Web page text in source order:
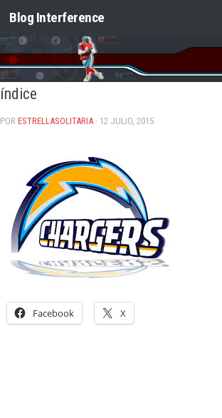
Saltar al contenido
Blog Interference
índice
POR ESTRELLASOLITARIA · 12 JULIO, 2015
Facebook X